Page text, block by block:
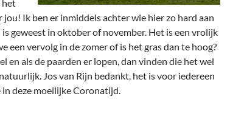
het
jou! Ik ben er inmiddels achter wie hier zo hard aan
geweest in oktober of november. Het is een vrolijk
een vervolg in de zomer of is het gras dan te hoog?
en als de paarden er lopen, dan vinden die het wel
Jos van Rijn bedankt, het is voor iedereen
deze moeilijke Coronatijd.